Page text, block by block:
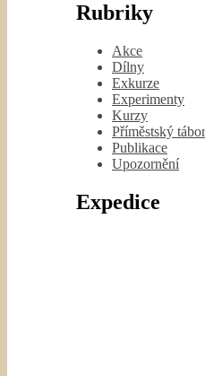
Rubriky
Akce
Dílny
Exkurze
Experimenty
Kurzy
Příměstský tábor
Publikace
Upozornění
Expedice